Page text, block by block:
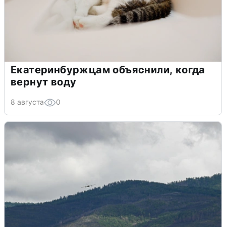
Екатеринбуржцам объяснили, когда
вернут воду
8 августа 0